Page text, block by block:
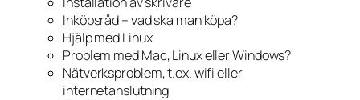
Inköpsråd – vad ska man köpa?
Hjälp med Linux
Problem med Mac, Linux eller Windows?
Nätverksproblem, t.ex. wifi eller
internetanslutning